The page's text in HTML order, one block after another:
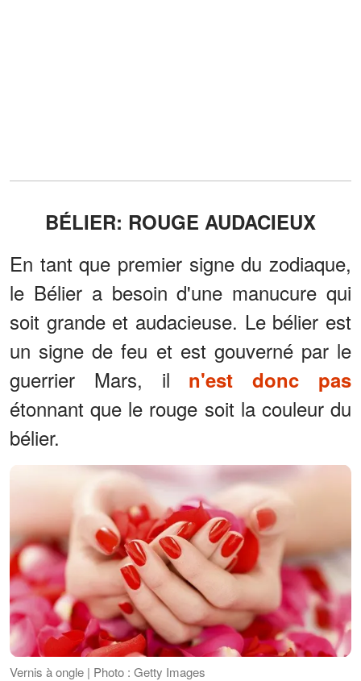
BÉLIER: ROUGE AUDACIEUX
En tant que premier signe du zodiaque,
le Bélier a besoin d'une manucure qui
soit grande et audacieuse. Le bélier est
un signe de feu et est gouverné par le
guerrier Mars, il n'est donc pas
étonnant que le rouge soit la couleur du
bélier.
Vernis à ongle | Photo : Getty Images